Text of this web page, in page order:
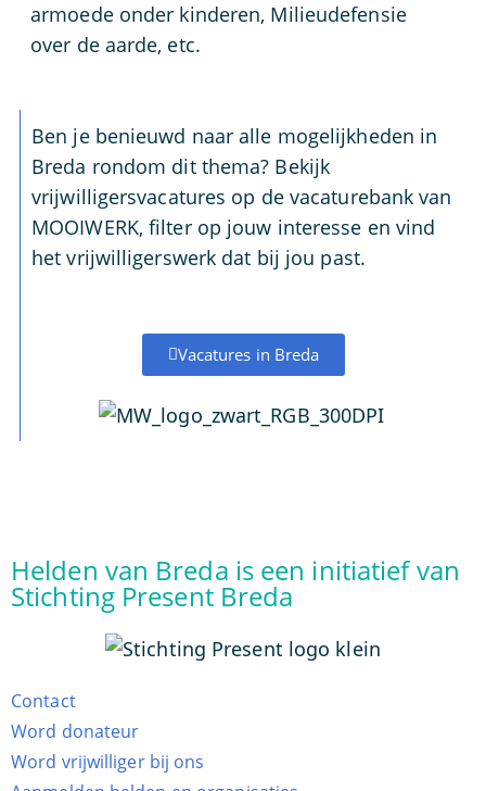
armoede onder kinderen, Milieudefensie
over de aarde, etc.
Ben je benieuwd naar alle mogelijkheden in
Breda rondom dit thema? Bekijk
vrijwilligersvacatures op de vacaturebank van
MOOIWERK, filter op jouw interesse en vind
het vrijwilligerswerk dat bij jou past.
Vacatures in Breda
Helden van Breda is een initiatief van
Stichting Present Breda
Contact
Word donateur
Word vrijwilliger bij ons